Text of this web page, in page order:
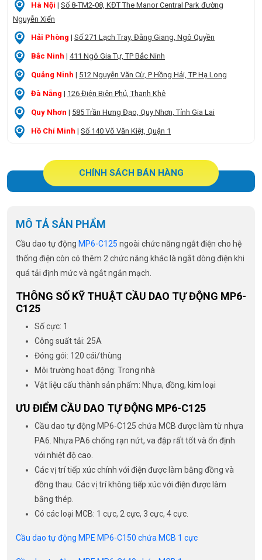
Hà Nội | Số 8-TM2-08, KĐT The Manor Central Park đường
Nguyễn Xiển
Hải Phòng | Số 271 Lạch Tray, Đằng Giang, Ngô Quyền
Bắc Ninh | 411 Ngô Gia Tự, TP Bắc Ninh
Quảng Ninh | 512 Nguyễn Văn Cừ, P Hồng Hải, TP Hạ Long
Đà Nẵng | 126 Điện Biên Phủ, Thanh Khê
Quy Nhơn | 585 Trần Hưng Đạo, Quy Nhơn, Tỉnh Gia Lai
Hồ Chí Minh | Số 140 Võ Văn Kiệt, Quận 1
CHÍNH SÁCH BÁN HÀNG
MÔ TẢ SẢN PHẨM
Cầu dao tự động MP6-C125 ngoài chức năng ngắt điện cho hệ
thống điện còn có thêm 2 chức năng khác là ngắt dòng điện khi
quá tải định mức và ngắt ngắn mạch.
THÔNG SỐ KỸ THUẬT CẦU DAO TỰ ĐỘNG MP6-
C125
Số cực: 1
Công suất tải: 25A
Đóng gói: 120 cái/thùng
Môi trường hoạt động: Trong nhà
Vật liệu cấu thành sản phẩm: Nhựa, đồng, kim loại
ƯU ĐIỂM CẦU DAO TỰ ĐỘNG MP6-C125
Cầu dao tự động MP6-C125 chứa MCB được làm từ nhựa
PA6. Nhựa PA6 chống rạn nứt, va đập rất tốt và ổn định
với nhiệt độ cao.
Các vị trí tiếp xúc chính với điện được làm bằng đồng và
đồng thau. Các vị trí không tiếp xúc với điện được làm
bằng thép.
Có các loại MCB: 1 cực, 2 cực, 3 cực, 4 cực.
Cầu dao tự động MPE MP6-C150 chứa MCB 1 cực